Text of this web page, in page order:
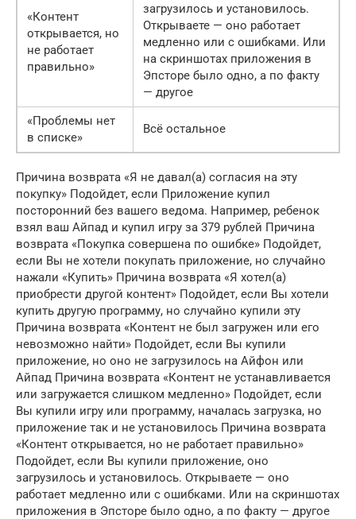
«Контент
открывается, но
не работает
правильно»
загрузилось и установилось.
Открываете — оно работает
медленно или с ошибками. Или
на скриншотах приложения в
Эпсторе было одно, а по факту
— другое
«Проблемы нет
в списке»
Всё остальное
Причина возврата «Я не давал(а) согласия на эту
покупку» Подойдет, если Приложение купил
посторонний без вашего ведома. Например, ребенок
взял ваш Айпад и купил игру за 379 рублей Причина
возврата «Покупка совершена по ошибке» Подойдет,
если Вы не хотели покупать приложение, но случайно
нажали «Купить» Причина возврата «Я хотел(а)
приобрести другой контент» Подойдет, если Вы хотели
купить другую программу, но случайно купили эту
Причина возврата «Контент не был загружен или его
невозможно найти» Подойдет, если Вы купили
приложение, но оно не загрузилось на Айфон или
Айпад Причина возврата «Контент не устанавливается
или загружается слишком медленно» Подойдет, если
Вы купили игру или программу, началась загрузка, но
приложение так и не установилось Причина возврата
«Контент открывается, но не работает правильно»
Подойдет, если Вы купили приложение, оно
загрузилось и установилось. Открываете — оно
работает медленно или с ошибками. Или на скриншотах
приложения в Эпсторе было одно, а по факту — другое